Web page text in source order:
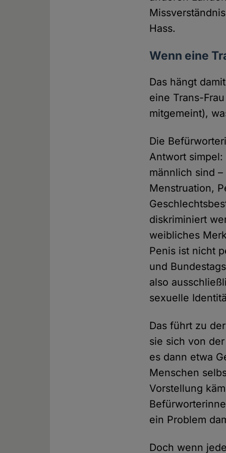
Hass.
Wenn eine
Das hängt
eine Trans-
mitgemeint),
Die
Antwort
männlich sind
Menstruation,
diskriminiert
weibliches
Penis ist nicht
und
also
sexuelle
Das führt zu
sie sich von
es dann etwa
Menschen
Vorstellung
ein Problem
Doch wenn